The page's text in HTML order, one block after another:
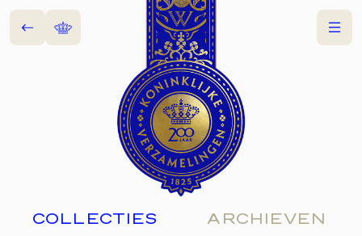
Terug Home Menu
COLLECTIES ARCHIEVEN